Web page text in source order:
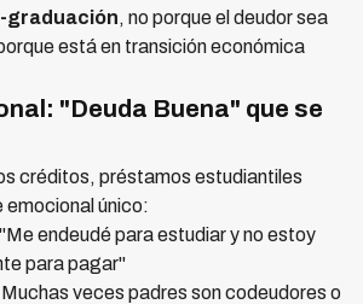
graduación, no porque el deudor sea
está en transición económica
"Deuda Buena" que se
créditos, préstamos estudiantiles
emocional único:
"Me endeudé para estudiar y no estoy
para pagar"
Muchas veces padres son codeudores o